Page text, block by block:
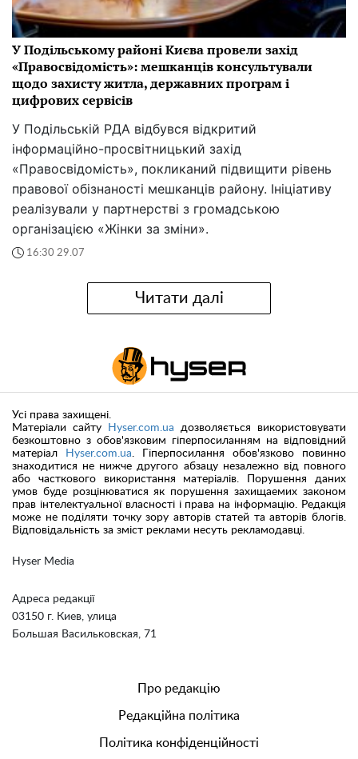
У Подільському районі Києва провели захід
«Правосвідомість»: мешканців консультували
щодо захисту житла, державних програм і
цифрових сервісів
У Подільській РДА відбувся відкритий
інформаційно-просвітницький захід
«Правосвідомість», покликаний підвищити рівень
правової обізнаності мешканців району. Ініціативу
реалізували у партнерстві з громадською
організацією «Жінки за зміни».
16:30 29.07
Читати далі
Hyser Media
Адреса редакції
03150 г. Киев, улица
Большая Васильковская, 71
Усі права захищені.
Матеріали сайту
Hyser.com.ua дозволяється використовувати
безкоштовно з обов'язковим гіперпосиланням на відповідний
матеріал
Hyser.com.ua. Гіперпосилання обов'язково повинно
знаходитися не нижче другого абзацу незалежно від повного
або часткового використання матеріалів. Порушення даних
умов буде розцінюватися як порушення захищаемих законом
прав інтелектуальної власності і права на інформацію. Редакція
може не поділяти точку зору авторів статей та авторів блогів.
Відповідальність за зміст реклами несуть рекламодавці.
Про редакцію
Редакційна політика
Політика конфіденційності